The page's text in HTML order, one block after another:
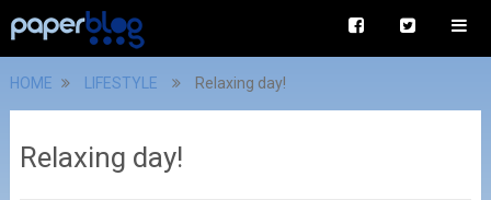
HOME LIFESTYLE Relaxing day!
Relaxing day!